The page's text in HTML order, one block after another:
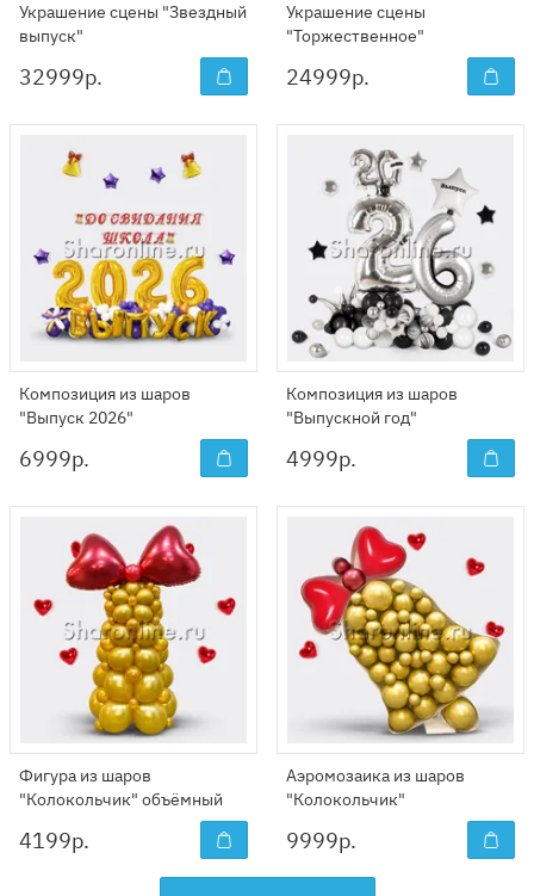
Украшение сцены "Звездный
выпуск"
32999р.
Украшение сцены
"Торжественное"
24999р.
Композиция из шаров
"Выпуск 2026"
6999р.
Композиция из шаров
"Выпускной год"
4999р.
Фигура из шаров
"Колокольчик" объёмный
4199р.
Аэромозаика из шаров
"Колокольчик"
9999р.